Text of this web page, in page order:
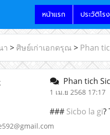
หน้าแรก ประวัติโร
า > ศิษย์เก่าเอกดรุณ > Phan
Phan tich
1 เม.ย 2568 17:17
### Sicbo la gi?